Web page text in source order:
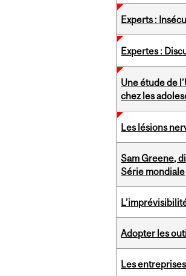
Experts :
Expertes :
Une étude de
chez les
Les lésions
Sam Greene,
Série mondiale
Adopter les
Les